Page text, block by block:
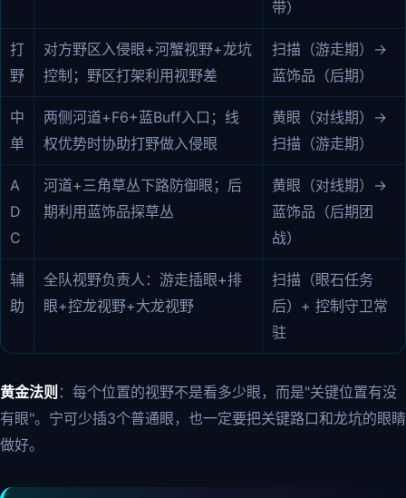
带）
打
野
对方野区入侵眼+河蟹视野+龙坑
控制；野区打架利用视野差
扫描（游走期）→
蓝饰品（后期）
中
单
两侧河道+F6+蓝Buff入口；线
权优势时协助打野做入侵眼
黄眼（对线期）→
扫描（游走期）
A
D
C
河道+三角草丛下路防御眼；后
期利用蓝饰品探草丛
黄眼（对线期）→
蓝饰品（后期团
战）
辅
助
全队视野负责人：游走插眼+排
眼+控龙视野+大龙视野
扫描（眼石任务
后）+ 控制守卫常
驻
黄金法则 ：每个位置的视野不是看多少眼，而是"关键位置有没
有眼"。宁可少插3个普通眼，也一定要把关键路口和龙坑的眼睛
做好。